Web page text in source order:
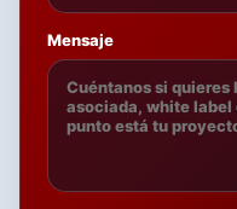
Mensaje